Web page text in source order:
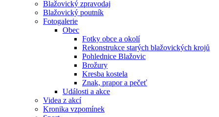
Blažovický zpravodaj
Blažovický poutník
Fotogalerie
Obec
Fotky obce a okolí
Rekonstrukce starých blažovických krojů
Pohlednice Blažovic
Brožury
Kresba kostela
Znak, prapor a pečeť
Události a akce
Videa z akcí
Kronika vzpomínek